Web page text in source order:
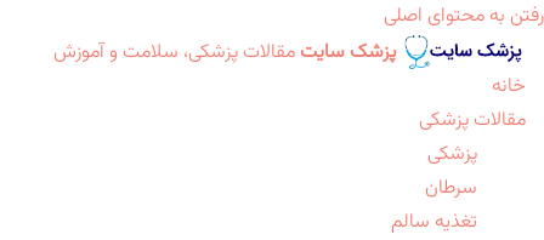
رفتن به محتوای اصلی
پزشک سایت مقالات پزشکی، سلامت و آموزش
خانه
مقالات پزشکی
پزشکی
سرطان
تغذیه سالم